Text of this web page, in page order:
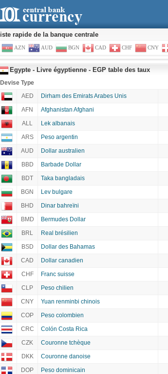
liste rapide de la banque centrale
AZN AUD BGN CAD CHF CNY
Egypte - Livre égyptienne - EGP table des taux
Devise Type
AED
Dirham des Emirats Arabes Unis
AFN
Afghanistan Afghani
ALL
Lek albanais
ARS
Peso argentin
AUD
Dollar australien
BBD
Barbade Dollar
BDT
Taka bangladais
BGN
Lev bulgare
BHD
Dinar bahreïni
BMD
Bermudes Dollar
BRL
Real brésilien
BSD
Dollar des Bahamas
CAD
Dollar canadien
CHF
Franc suisse
CLP
Peso chilien
CNY
Yuan renminbi chinois
COP
Peso colombien
CRC
Colón Costa Rica
CZK
Couronne tchèque
DKK
Couronne danoise
DOP
Peso dominicain